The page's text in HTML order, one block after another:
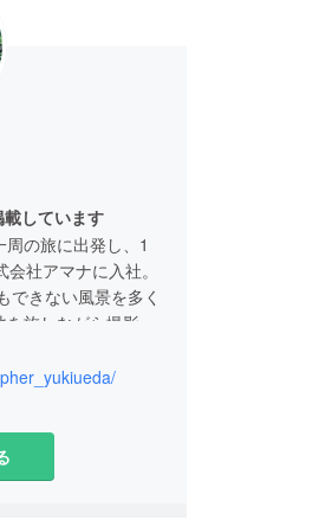
しています
の旅に出発し、1
社アマナに入社。
できない風景を多く
旅しながら撮影を
まで活動範囲を広
を登頂した。
選